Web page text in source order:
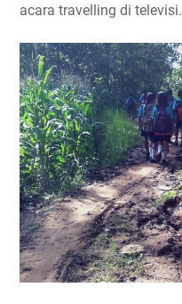
acara travelling di televisi.